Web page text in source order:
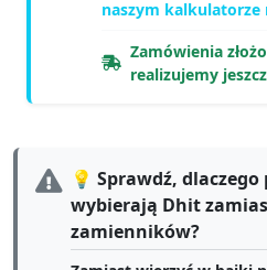
naszym kalkulatorze
Zamówienia
realizujemy
💡 Sprawdź,
wybierają Dhit
zamienników?